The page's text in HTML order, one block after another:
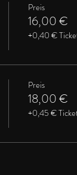
Preis
16,00 €
+0,40 €
Preis
18,00 €
+0,45 €